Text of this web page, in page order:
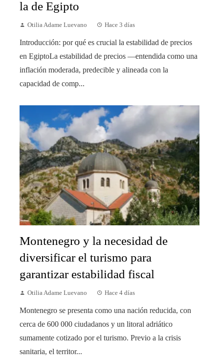
la de Egipto
Otilia Adame Luevano Hace 3 días
Introducción: por qué es crucial la estabilidad de precios
en EgiptoLa estabilidad de precios —entendida como una
inflación moderada, predecible y alineada con la
capacidad de comp...
Montenegro y la necesidad de
diversificar el turismo para
garantizar estabilidad fiscal
Otilia Adame Luevano Hace 4 días
Montenegro se presenta como una nación reducida, con
cerca de 600 000 ciudadanos y un litoral adriático
sumamente cotizado por el turismo. Previo a la crisis
sanitaria, el territor...